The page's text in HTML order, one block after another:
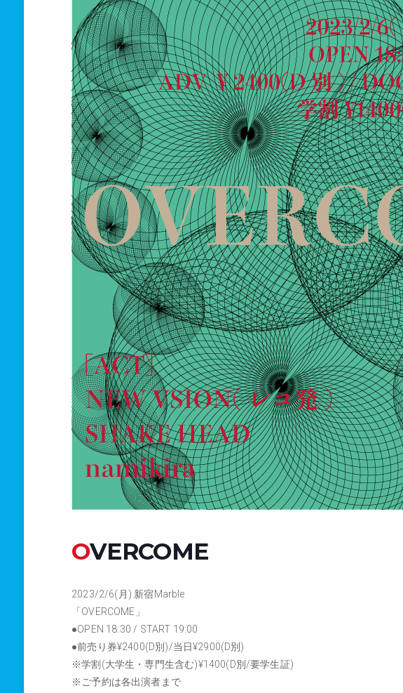
OVERCOME
2023/2/6(月) 新宿Marble
「OVERCOME」
●OPEN 18:30 / START 19:00
●前売り券¥2400(D別)/当日¥2900(D別)
※学割(大学生・専門生含む)¥1400(D別/要学生証)
※ご予約は各出演者まで